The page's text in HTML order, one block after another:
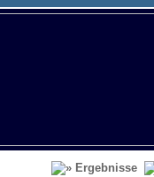
Ergebnisse